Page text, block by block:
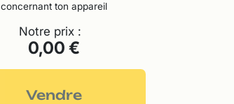
concernant ton appareil
Notre prix :
0,00 €
Vendre